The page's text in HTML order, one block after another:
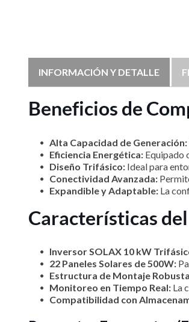
INFORMACIÓN Y DETALLE
Beneficios de
Alta Capacidad de Generación:
Eficiencia Energética: Equipado
Diseño Trifásico: Ideal para
Conectividad Avanzada:
Expandible y Adaptable: La
Características
Inversor SOLAX 10 kW
22 Paneles Solares de 500W:
Estructura de Montaje
Monitoreo en Tiempo Real: La
Compatibilidad con